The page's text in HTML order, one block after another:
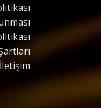
İletişim